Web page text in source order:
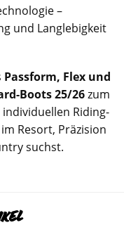
–
und Langlebigkeit
Passform, Flex und
Boots 25/26zum
Riding-
Resort, Präzision
suchst.